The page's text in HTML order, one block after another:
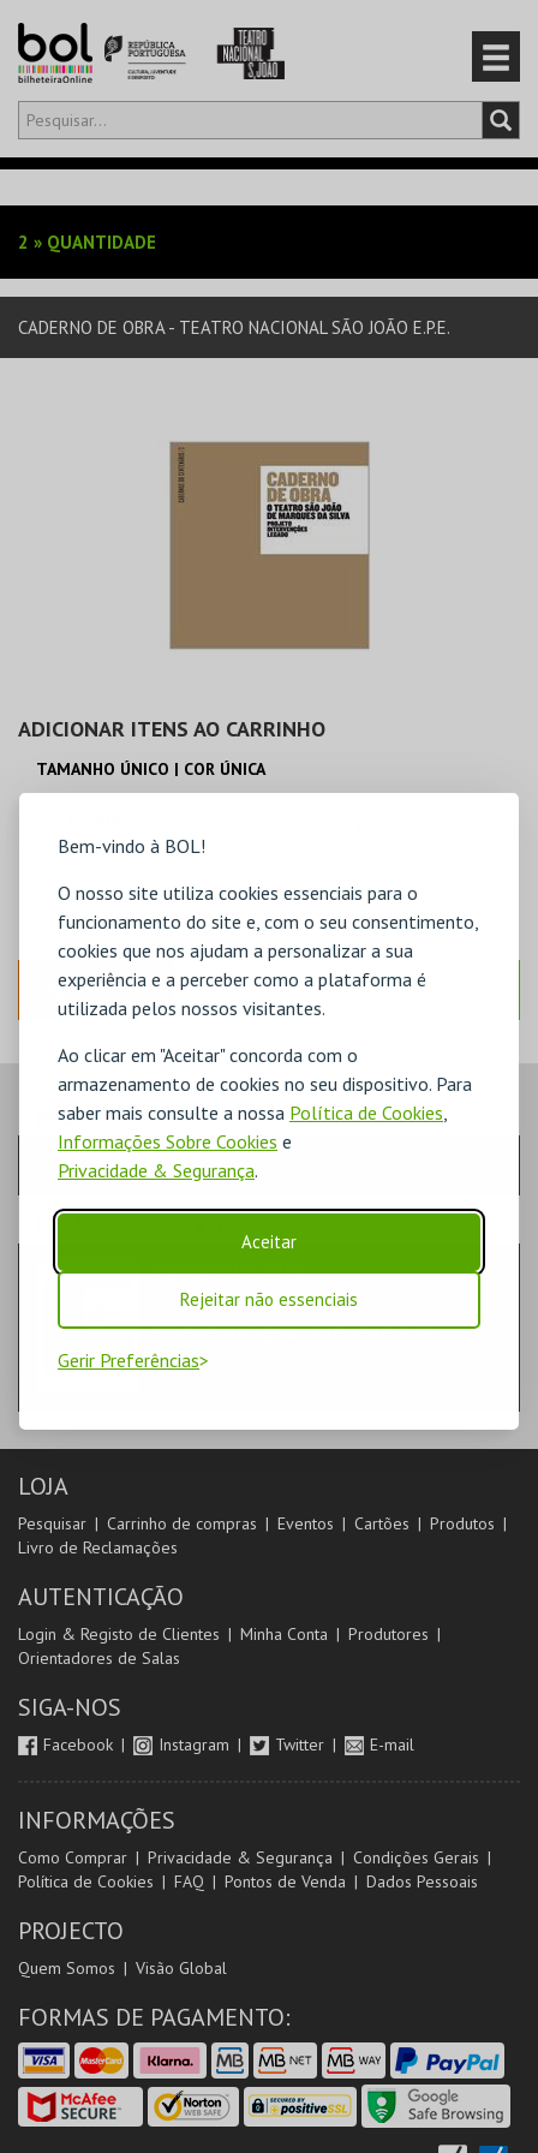
Bem-vindo à BOL!
O nosso site utiliza cookies essenciais para o
funcionamento do site e, com o seu consentimento,
cookies que nos ajudam a personalizar a sua
experiência e a perceber como a plataforma é
utilizada pelos nossos visitantes.
Ao clicar em "Aceitar" concorda com o
armazenamento de cookies no seu dispositivo. Para
saber mais consulte a nossa Política de Cookies,
Informações Sobre Cookies e
Privacidade & Segurança.
Aceitar
Rejeitar não essenciais
Gerir Preferências
Olá,iniciar sessão
EVENTOS
CARTÕES
2 » QUANTIDADE
CADERNO DE OBRA - TEATRO NACIONAL SÃO JOÃO E.P.E.
ADICIONAR ITENS AO CARRINHO
TAMANHO ÚNICO | COR ÚNICA
ADICIONAR
ANTERIOR SEGUINTE
PASSO- QUANTIDADE
Escolha a quantidade e os produtos desejados
PASSO
CADERNO DE OBRA
LIVROS
TEATRO NACIONAL SÃO JOÃO E.P.E.
LOJA
Pesquisar Carrinho de compras Eventos Cartões
Produtos
Livro de Reclamações
AUTENTICAÇÃO
Login & Registo de Clientes Minha Conta
Produtores
Orientadores de Salas
SIGA-NOS
Facebook Instagram Twitter E-mail
INFORMAÇÕES
Como Comprar Privacidade & Segurança
Condições Gerais
Política de Cookies
FAQ Pontos de Venda Dados Pessoais
PROJECTO
Quem Somos Visão Global
FORMAS DE PAGAMENTO: